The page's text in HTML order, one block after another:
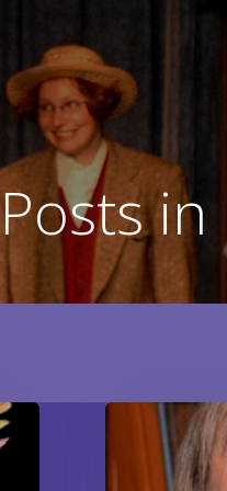
Posts in